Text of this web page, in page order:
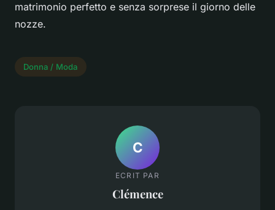
matrimonio perfetto e senza sorprese il giorno delle
nozze.
Donna / Moda
C
ECRIT PAR
Clémence